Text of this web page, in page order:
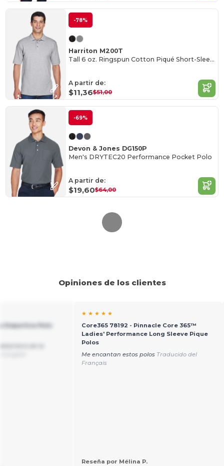
-78%
Harriton M200T
Tall 6 oz. Ringspun Cotton Piqué Short-Sleeve Polo
A partir de:
$11,36$51,00
-69%
Devon & Jones DG150P
Men's DRYTEC20 Performance Pocket Polo
A partir de:
$19,60$64,00
Opiniones de los clientes
Deportiva Polo
★ ★ ★ ★ ★
Core365 78192 - Pinnacle Core 365™
Ladies' Performance Long Sleeve Pique
Polos
Me encantan estos polos Traducido del
Français
Reseña por Mélina P.